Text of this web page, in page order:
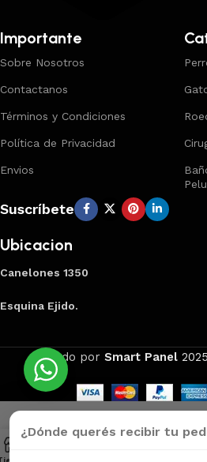
Importante
Sobre Nosotros
Contactanos
Términos y Condiciones
Política de Privacidad
Envios
Suscríbete
Ubicacion
Canelones 1350
Esquina Ejido.
Creado por Smart Panel 2025
¿Dónde querés recibir tu